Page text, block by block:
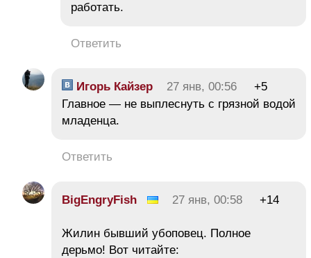
работать.
Ответить
Игорь Кайзер 27 янв, 00:56
+5
Главное — не выплеснуть с грязной водой
младенца.
Ответить
BigEngryFish 27 янв, 00:58 +14
Жилин бывший убоповец. Полное
дерьмо! Вот читайте: